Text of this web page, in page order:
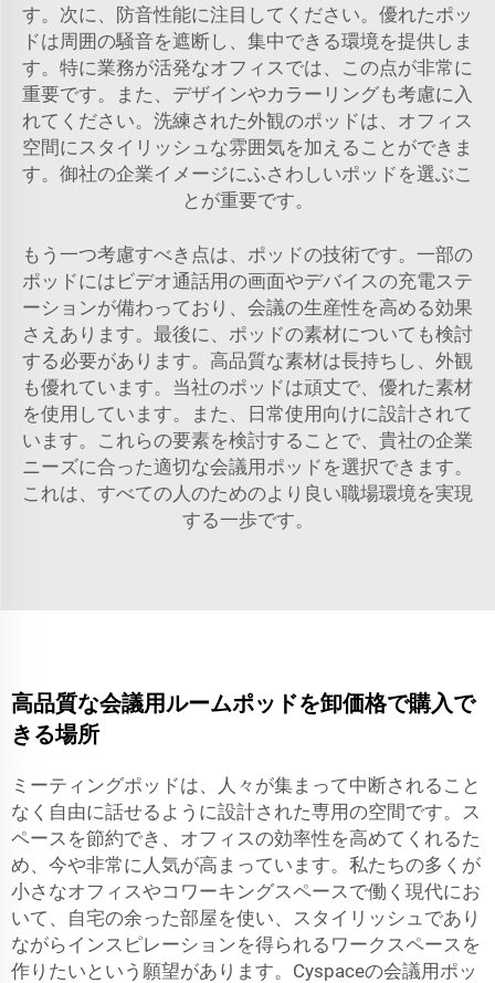
す。次に、防音性能に注目してください。優れたポッ
ドは周囲の騒音を遮断し、集中できる環境を提供しま
す。特に業務が活発なオフィスでは、この点が非常に
重要です。また、デザインやカラーリングも考慮に入
れてください。洗練された外観のポッドは、オフィス
空間にスタイリッシュな雰囲気を加えることができま
す。御社の企業イメージにふさわしいポッドを選ぶこ
とが重要です。
もう一つ考慮すべき点は、ポッドの技術です。一部の
ポッドにはビデオ通話用の画面やデバイスの充電ステ
ーションが備わっており、会議の生産性を高める効果
さえあります。最後に、ポッドの素材についても検討
する必要があります。高品質な素材は長持ちし、外観
も優れています。当社のポッドは頑丈で、優れた素材
を使用しています。また、日常使用向けに設計されて
います。これらの要素を検討することで、貴社の企業
ニーズに合った適切な会議用ポッドを選択できます。
これは、すべての人のためのより良い職場環境を実現
する一歩です。
高品質な会議用ルームポッドを卸価格で購入で
きる場所
ミーティングポッドは、人々が集まって中断されること
なく自由に話せるように設計された専用の空間です。ス
ペースを節約でき、オフィスの効率性を高めてくれるた
め、今や非常に人気が高まっています。私たちの多くが
小さなオフィスやコワーキングスペースで働く現代にお
いて、自宅の余った部屋を使い、スタイリッシュであり
ながらインスピレーションを得られるワークスペースを
作りたいという願望があります。Cyspaceの会議用ポッ